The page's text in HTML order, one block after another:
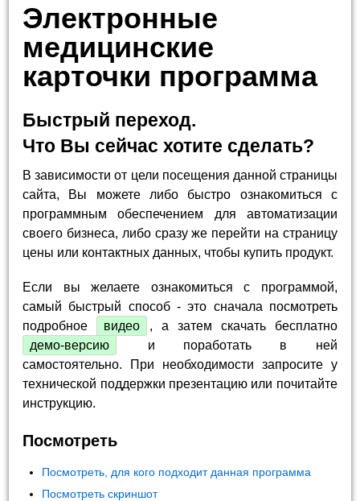
Электронные
медицинские
карточки программа
Быстрый переход.
Что Вы сейчас хотите сделать?
В зависимости от цели посещения данной страницы
сайта, Вы можете либо быстро ознакомиться с
программным обеспечением для автоматизации
своего бизнеса, либо сразу же перейти на страницу
цены или контактных данных, чтобы купить продукт.
Если вы желаете ознакомиться с программой,
самый быстрый способ - это сначала посмотреть
подробное
видео
, а затем скачать бесплатно
демо-версию
и поработать в ней
самостоятельно. При необходимости запросите у
технической поддержки презентацию или почитайте
инструкцию.
Посмотреть
Посмотреть, для кого подходит данная программа
Посмотреть скриншот